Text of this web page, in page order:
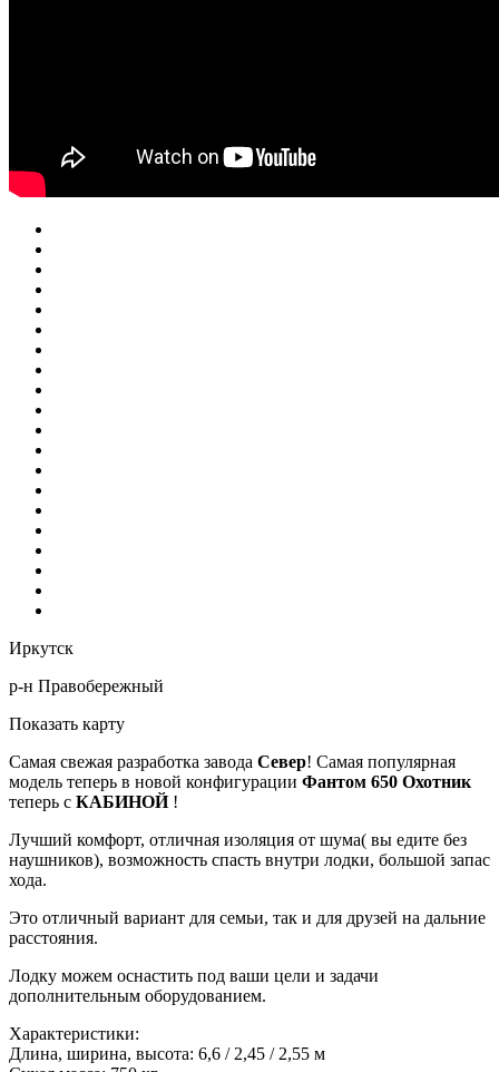
Иркутск
р-н Правобережный
Показать карту
Самая свежая разработка завода Север! Самая популярная
модель теперь в новой конфигурации Фантом 650 Охотник
теперь с КАБИНОЙ!
Лучший комфорт, отличная изоляция от шума( вы едите без
наушников), возможность спасть внутри лодки, большой запас
хода.
Это отличный вариант для семьи, так и для друзей на дальние
расстояния.
Лодку можем оснастить под ваши цели и задачи
дополнительным оборудованием.
Характеристики:
Длина, ширина, высота: 6,6 / 2,45 / 2,55 м